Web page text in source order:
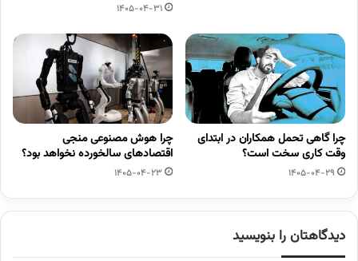
1405-04-31
چرا گاهی تحمل همکاران در ابتدای
وقت کاری سخت است؟
1405-04-29
چرا هوش مصنوعی منجی
اقتصادهای سالخورده نخواهد بود؟
1405-04-23
دیدگاهتان را بنویسید